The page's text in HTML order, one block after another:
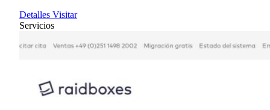
Detalles Visitar
Servicios